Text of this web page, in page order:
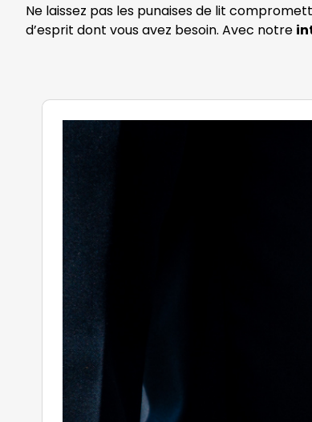
Ne laissez pas les punaises de lit
d’esprit dont vous avez besoin. Avec notre